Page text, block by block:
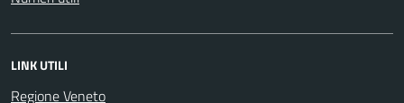
LINK UTILI
Regione Veneto